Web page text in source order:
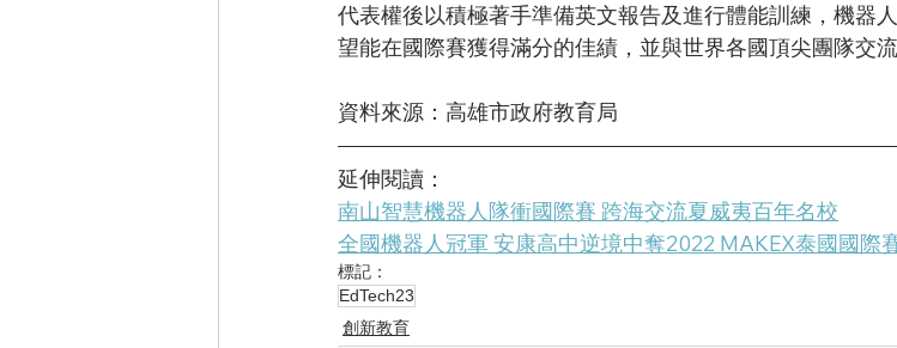
代表權後以積極著手準備英文報告及進行體能訓練，機器
望能在國際賽獲得滿分的佳績，並與世界各國頂尖團隊交流
資料來源：高雄市政府教育局
延伸閱讀：
南山智慧機器人隊衝國際賽 跨海交流夏威夷百年名校
全國機器人冠軍 安康高中逆境中奪2022 MAKEX泰國國際
標記：
EdTech23
創新教育